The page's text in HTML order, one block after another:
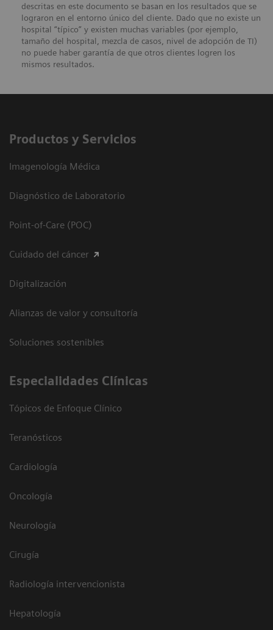
descritas en este documento se basan en los resultados que se
lograron en el entorno único del cliente. Dado que no existe un
hospital “típico” y existen muchas variables (por ejemplo,
tamaño del hospital, mezcla de casos, nivel de adopción de TI)
no puede haber garantía de que otros clientes logren los
mismos resultados.
Productos y Servicios
Imagenología Médica
Diagnóstico de Laboratorio
Point-of-Care (POC)
Cuidado del cáncer
Digitalización
Alianzas de valor y consultoría
Soluciones sostenibles
Especialidades Clínicas
Tópicos de Enfoque Clínico
Teranósticos
Cardiología
Oncología
Neurología
Cirugía
Radiología intervencionista
Hepatología